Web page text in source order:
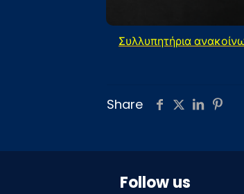
Συλλυπητήρια
Share
Follow us